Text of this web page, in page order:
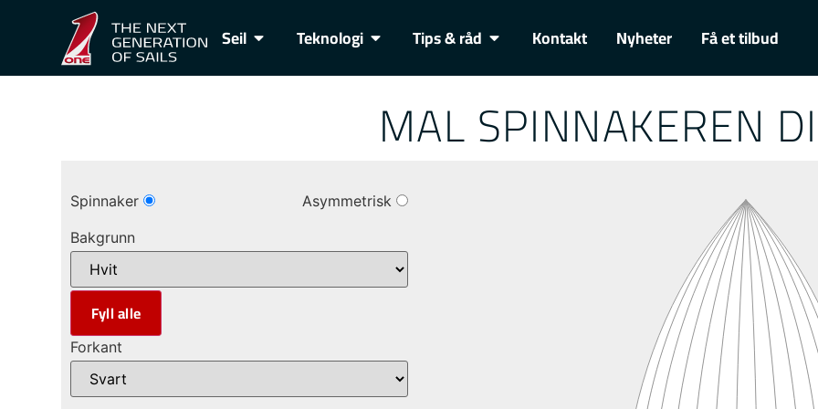
Seil Teknologi Tips & råd Kontakt Nyheter Få et tilbud
MAL SPINNAKEREN
Spinnaker
Asymmetrisk
Bakgrunn
Forkant